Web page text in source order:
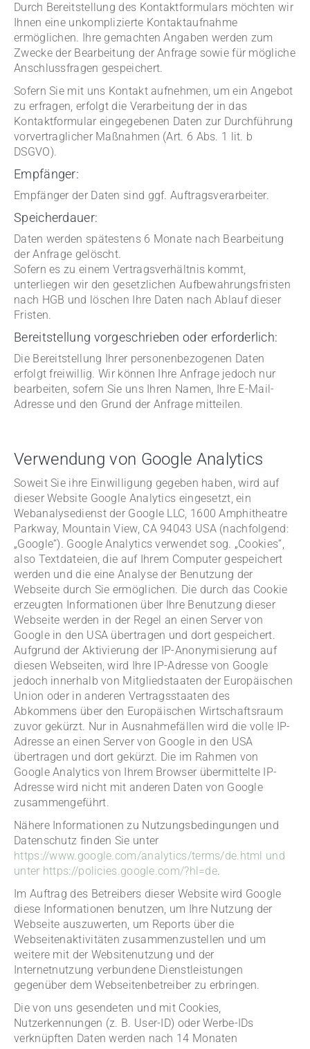
Durch Bereitstellung des Kontaktformulars möchten wir
Ihnen eine unkomplizierte Kontaktaufnahme
ermöglichen. Ihre gemachten Angaben werden zum
Zwecke der Bearbeitung der Anfrage sowie für mögliche
Anschlussfragen gespeichert.
Sofern Sie mit uns Kontakt aufnehmen, um ein Angebot
zu erfragen, erfolgt die Verarbeitung der in das
Kontaktformular eingegebenen Daten zur Durchführung
vorvertraglicher Maßnahmen (Art. 6 Abs. 1 lit. b
DSGVO).
Empfänger:
Empfänger der Daten sind ggf. Auftragsverarbeiter.
Speicherdauer:
Daten werden spätestens 6 Monate nach Bearbeitung
der Anfrage gelöscht.
Sofern es zu einem Vertragsverhältnis kommt,
unterliegen wir den gesetzlichen Aufbewahrungsfristen
nach HGB und löschen Ihre Daten nach Ablauf dieser
Fristen.
Bereitstellung vorgeschrieben oder erforderlich:
Die Bereitstellung Ihrer personenbezogenen Daten
erfolgt freiwillig. Wir können Ihre Anfrage jedoch nur
bearbeiten, sofern Sie uns Ihren Namen, Ihre E-Mail-
Adresse und den Grund der Anfrage mitteilen.
Verwendung von Google Analytics
Soweit Sie ihre Einwilligung gegeben haben, wird auf
dieser Website Google Analytics eingesetzt, ein
Webanalysedienst der Google LLC, 1600 Amphitheatre
Parkway, Mountain View, CA 94043 USA (nachfolgend:
„Google“). Google Analytics verwendet sog. „Cookies“,
also Textdateien, die auf Ihrem Computer gespeichert
werden und die eine Analyse der Benutzung der
Webseite durch Sie ermöglichen. Die durch das Cookie
erzeugten Informationen über Ihre Benutzung dieser
Webseite werden in der Regel an einen Server von
Google in den USA übertragen und dort gespeichert.
Aufgrund der Aktivierung der IP-Anonymisierung auf
diesen Webseiten, wird Ihre IP-Adresse von Google
jedoch innerhalb von Mitgliedstaaten der Europäischen
Union oder in anderen Vertragsstaaten des
Abkommens über den Europäischen Wirtschaftsraum
zuvor gekürzt. Nur in Ausnahmefällen wird die volle IP-
Adresse an einen Server von Google in den USA
übertragen und dort gekürzt. Die im Rahmen von
Google Analytics von Ihrem Browser übermittelte IP-
Adresse wird nicht mit anderen Daten von Google
zusammengeführt.
Nähere Informationen zu Nutzungsbedingungen und
Datenschutz finden Sie unter
https://www.google.com/analytics/terms/de.html und
unter https://policies.google.com/?hl=de.
Im Auftrag des Betreibers dieser Website wird Google
diese Informationen benutzen, um Ihre Nutzung der
Webseite auszuwerten, um Reports über die
Webseitenaktivitäten zusammenzustellen und um
weitere mit der Websitenutzung und der
Internetnutzung verbundene Dienstleistungen
gegenüber dem Webseitenbetreiber zu erbringen.
Die von uns gesendeten und mit Cookies,
Nutzerkennungen (z. B. User-ID) oder Werbe-IDs
verknüpften Daten werden nach 14 Monaten